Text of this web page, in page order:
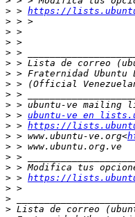
> > https://
>
>
>
>
>
>
>
>
>
> > ubuntu-ve en
> > https://
> > www.ubuntu-ve.org<
>
>
>
> > https://
>
>
>